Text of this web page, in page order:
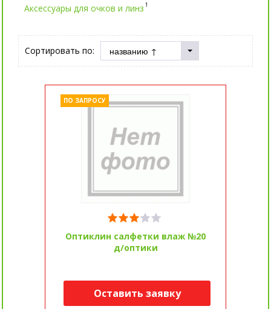
Аксессуары для очков и линз 1
Сортировать по:
Оптиклин салфетки влаж №20
д/оптики
ПО ЗАПРОСУ
Оставить заявку